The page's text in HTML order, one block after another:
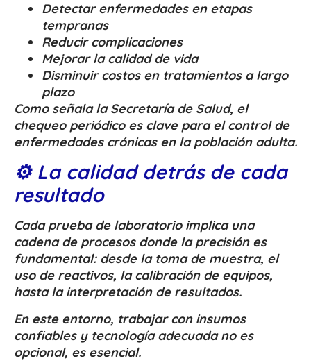
Detectar enfermedades en etapas
tempranas
Reducir complicaciones
Mejorar la calidad de vida
Disminuir costos en tratamientos a largo
plazo
Como señala la Secretaría de Salud, el
chequeo periódico es clave para el control de
enfermedades crónicas en la población adulta.
⚙️ La calidad detrás de cada
resultado
Cada prueba de laboratorio implica una
cadena de procesos donde la precisión es
fundamental: desde la toma de muestra, el
uso de reactivos, la calibración de equipos,
hasta la interpretación de resultados.
En este entorno, trabajar con insumos
confiables y tecnología adecuada no es
opcional, es esencial.